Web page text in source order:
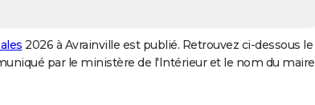
2026 à Avrainville est publié. Retrouvez ci-dessous le
par le ministère de l'Intérieur et le nom du maire